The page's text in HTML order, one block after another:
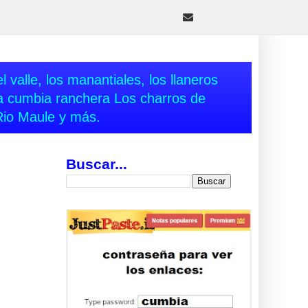
valle, los manantiales, los llaneros
cumbia ranchera Los charros de
Maule y más.
Buscar...